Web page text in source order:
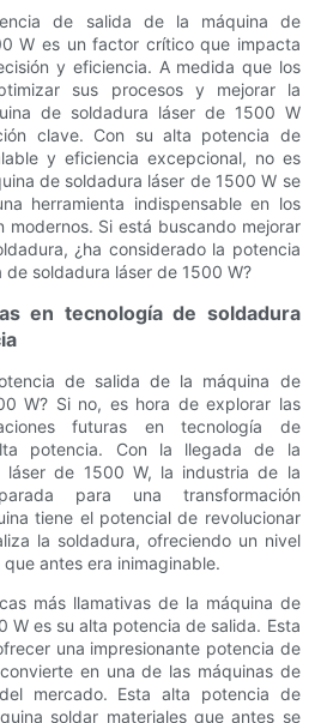
de salida de la máquina de
W es un factor crítico que impacta
y eficiencia. A medida que los
sus procesos y mejorar la
de soldadura láser de 1500 W
clave. Con su alta potencia de
y eficiencia excepcional, no es
de soldadura láser de 1500 W se
herramienta indispensable en los
modernos. Si está buscando mejorar
¿ha considerado la potencia
soldadura láser de 1500 W?
en tecnología de soldadura
de salida de la máquina de
W? Si no, es hora de explorar las
futuras en tecnología de
potencia. Con la llegada de la
láser de 1500 W, la industria de la
para una transformación
tiene el potencial de revolucionar
la soldadura, ofreciendo un nivel
antes era inimaginable.
más llamativas de la máquina de
W es su alta potencia de salida. Esta
una impresionante potencia de
en una de las máquinas de
mercado. Esta alta potencia de
soldar materiales que antes se